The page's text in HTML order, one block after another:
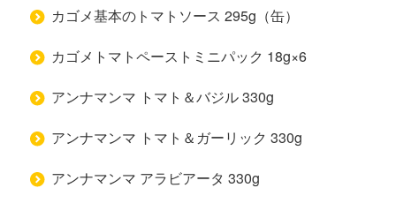
カゴメ基本のトマトソース 295g（缶）
カゴメトマトペーストミニパック 18g×6
アンナマンマ トマト＆バジル 330g
アンナマンマ トマト＆ガーリック 330g
アンナマンマ アラビアータ 330g